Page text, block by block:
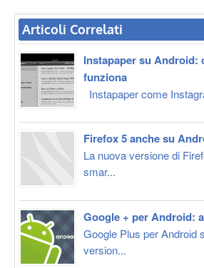
Articoli Correlati
Instapaper su Android:
funziona
Instapaper come
Firefox 5 anche su
La nuova versione di
smar...
Google + per Android:
Google Plus per Android
version...